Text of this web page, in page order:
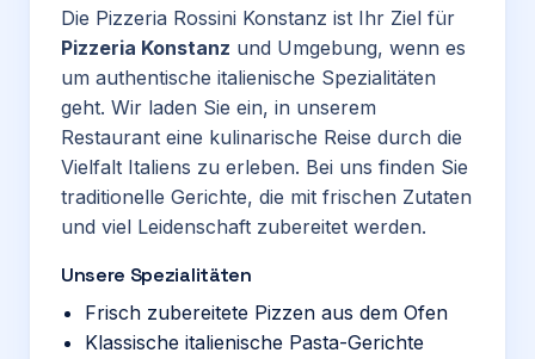
Die Pizzeria Rossini Konstanz ist Ihr Ziel für
Pizzeria Konstanz und Umgebung, wenn es
um authentische italienische Spezialitäten
geht. Wir laden Sie ein, in unserem
Restaurant eine kulinarische Reise durch die
Vielfalt Italiens zu erleben. Bei uns finden Sie
traditionelle Gerichte, die mit frischen Zutaten
und viel Leidenschaft zubereitet werden.
Unsere Spezialitäten
Frisch zubereitete Pizzen aus dem Ofen
Klassische italienische Pasta-Gerichte